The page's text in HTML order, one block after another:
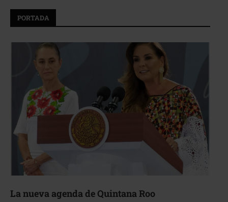
PORTADA
La nueva agenda de Quintana Roo